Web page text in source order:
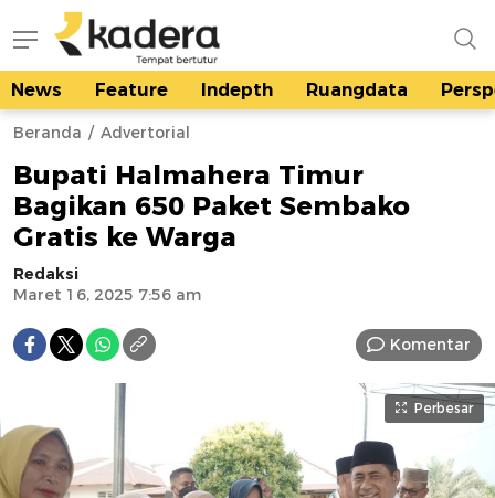
kadera.id
Tempat bertutur
News Feature Indepth Ruangdata
Beranda Advertorial
Bupati Halmahera Timur
Bagikan 650 Paket Sembako
Gratis ke Warga
Redaksi
Maret 16, 2025 7:56 am
Komentar
Perbesar